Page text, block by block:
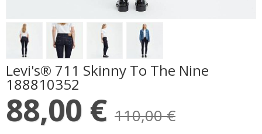
Levi's® 711 Skinny To The Nine
188810352
88,00 € 110,00 €